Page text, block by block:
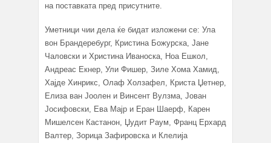
на поставката пред присутните.
Уметници чии дела ќе бидат изложени се: Ула
вон Брандеребург, Кристина Божурска, Јане
Чаловски и Христина Иваноска, Ноа Ешкол,
Андреас Екнер, Ули Фишер, Зиле Хома Хамид,
Хајде Хинрикс, Олаф Холзафел, Криста Џетнер,
Елиза ван Јоолен и Винсент Вулзма, Јован
Јосифовски, Ева Мајр и Еран Шаерф, Карен
Мишелсен Кастанон, Џудит Раум, Франц Ерхард
Валтер, Зорица Зафировска и Клелија